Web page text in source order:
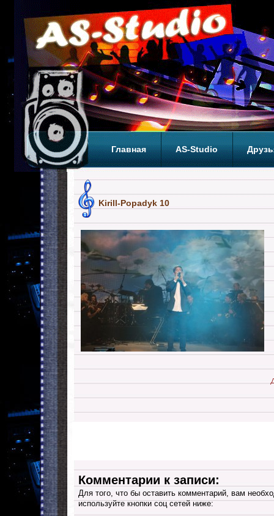
Главная AS-Studio
Kirill-Popadyk 10
Комментарии к записи:
Для того, что бы оставить комментарий, вам
используйте кнопки соц сетей ниже: